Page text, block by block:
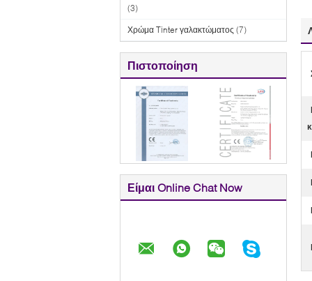
(3)
Χρώμα Tinter γαλακτώματος (7)
Πιστοποίηση
Είμαι Online Chat Now